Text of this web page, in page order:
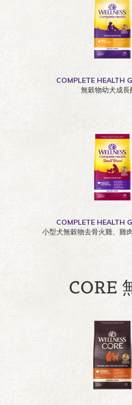
COMPLETE HEALTH
無穀物幼犬成長
COMPLETE HEALTH
小型犬無穀物去骨火雞、雞
CORE